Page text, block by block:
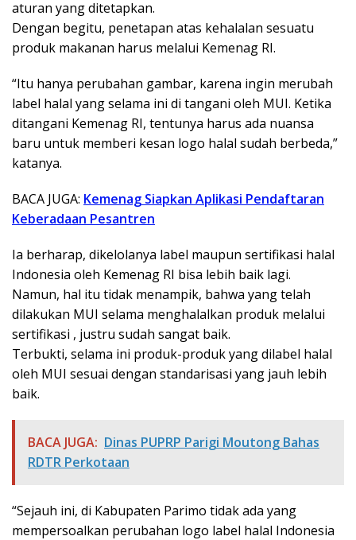
aturan yang ditetapkan.
Dengan begitu, penetapan atas kehalalan sesuatu
produk makanan harus melalui Kemenag RI.
“Itu hanya perubahan gambar, karena ingin merubah
label halal yang selama ini di tangani oleh MUI. Ketika
ditangani Kemenag RI, tentunya harus ada nuansa
baru untuk memberi kesan logo halal sudah berbeda,”
katanya.
BACA JUGA: Kemenag Siapkan Aplikasi Pendaftaran
Keberadaan Pesantren
Ia berharap, dikelolanya label maupun sertifikasi halal
Indonesia oleh Kemenag RI bisa lebih baik lagi.
Namun, hal itu tidak menampik, bahwa yang telah
dilakukan MUI selama menghalalkan produk melalui
sertifikasi , justru sudah sangat baik.
Terbukti, selama ini produk-produk yang dilabel halal
oleh MUI sesuai dengan standarisasi yang jauh lebih
baik.
BACA JUGA: Dinas PUPRP Parigi Moutong Bahas
RDTR Perkotaan
“Sejauh ini, di Kabupaten Parimo tidak ada yang
mempersoalkan perubahan logo label halal Indonesia